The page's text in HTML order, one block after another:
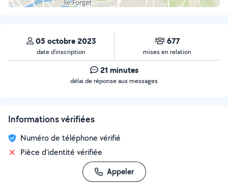
05 octobre 2023
date d’inscription
677
mises en relation
21 minutes
délai de réponse aux messages
Informations vérifiées
Numéro de téléphone vérifié
Pièce d'identité vérifiée
Appeler